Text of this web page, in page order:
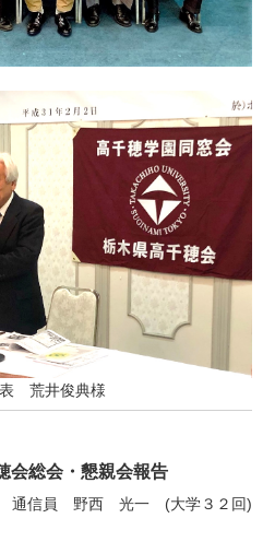
表 荒井俊典様
会総会・懇親会報告
通信員 野西 光一 (大学３２回)